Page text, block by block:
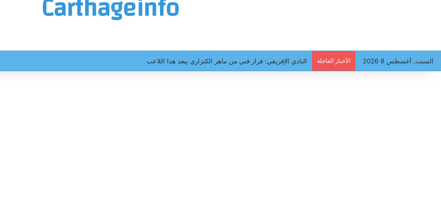
السبت, أغسطس 8 2026 الأخبار العاجلة النادي الإفريقي: قرار فني من ماهر الكنزاري يبعد هذا اللاعب